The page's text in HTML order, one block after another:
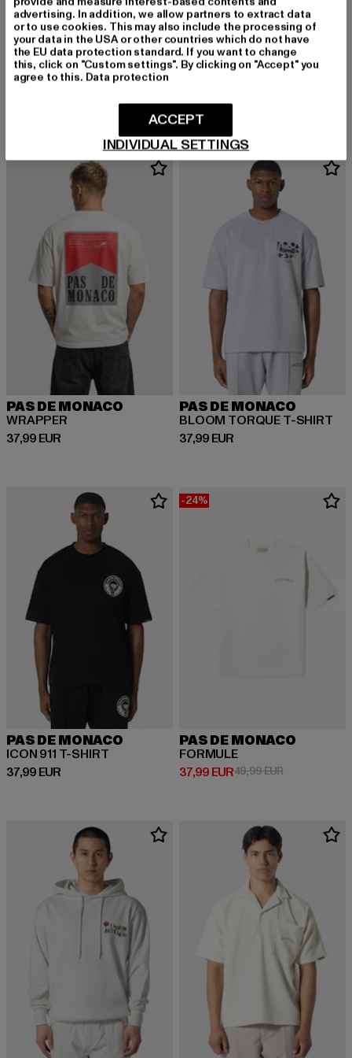
PAS DE MONACO
LEMANS SHORTS
Derzeitiger Preis: 50,04 EUR
PAS DE MONACO
45,99 EUR
Derzeitiger Preis: 45,99 EUR
PAS DE MONACO
WRAPPER
37,99 EUR
Derzeitiger Preis: 37,99 EUR
PAS DE MONACO
BLOOM TORQUE T-SHIRT
37,99 EUR
Derzeitiger Preis: 37,99 EUR
PAS DE MONACO
ICON 911 T-SHIRT
37,99 EUR
Derzeitiger Preis: 37,99 EUR
-24%
PAS DE MONACO
FORMULE
37,99 EUR
Derzeitiger Preis: 37,99 EUR
49,99 EURAktionspreis:
advertising. In addition, we allow partners to extract data
or to use cookies. This may also include the processing of
your data in the USA or other countries which do not have
the EU data protection standard. If you want to change
this, click on "Custom settings". By clicking on "Accept" you
agree to this. Data protection
INDIVIDUAL SETTINGS
ACCEPT